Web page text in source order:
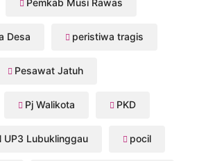
Pemkab Musi Rawas
Desa peristiwa tragis
Pesawat Jatuh
Pj Walikota PKD
UP3 Lubuklinggau pocil